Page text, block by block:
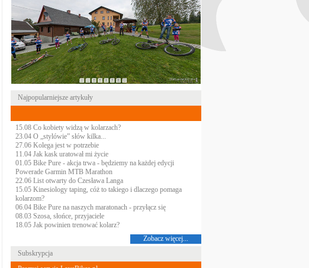
Najpopularniejsze artykuły
15.08 Co kobiety widzą w kolarzach?
23.04 O „stylówie” słów kilka...
27.06 Kolega jest w potrzebie
11.04 Jak kask uratował mi życie
01.05 Bike Pure - akcja trwa - będziemy na każdej edycji
Powerade Garmin MTB Marathon
22.06 List otwarty do Czesława Langa
15.05 Kinesiology taping, cóż to takiego i dlaczego pomaga
kolarzom?
06.04 Bike Pure na naszych maratonach - przyłącz się
08.03 Szosa, słońce, przyjaciele
18.05 Jak powinien trenować kolarz?
Zobacz więcej...
Subskrypcja